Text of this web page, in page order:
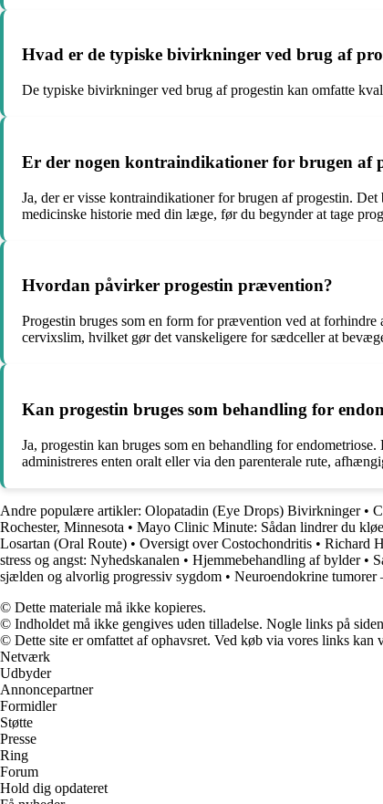
Hvad er de typiske bivirkninger ved brug af
De typiske bivirkninger ved brug af progestin kan omfatte
Er der nogen kontraindikationer for brugen af
Ja, der er visse kontraindikationer for brugen af progestin.
medicinske historie med din læge, før du begynder at tage
Hvordan påvirker progestin prævention?
Progestin bruges som en form for prævention ved at
cervixslim, hvilket gør det vanskeligere for sædceller at
Kan progestin bruges som behandling for
Ja, progestin kan bruges som en behandling for
administreres enten oralt eller via den parenterale rute,
Andre populære artikler: Olopatadin (Eye Drops) Bivirkninger•
Rochester, Minnesota • Mayo Clinic Minute: Sådan lindrer du
Losartan (Oral Route) • Oversigt over Costochondritis • Richard
stress og angst: Nyhedskanalen • Hjemmebehandling af bylder•
sjælden og alvorlig progressiv sygdom • Neuroendokrine tumorer
© Dette materiale må ikke kopieres.
© Indholdet må ikke gengives uden tilladelse. Nogle links på
© Dette site er omfattet af ophavsret. Ved køb via vores links
Netværk
Udbyder
Annoncepartner
Formidler
Støtte
Presse
Ring
Forum
Hold dig opdateret